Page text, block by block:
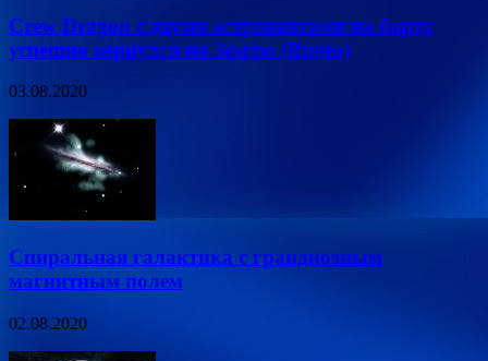
Crew Dragon с двумя астронавтами на борту
успешно вернулся на Землю (Видео)
03.08.2020
Спиральная галактика с грандиозным
магнитным полем
02.08.2020